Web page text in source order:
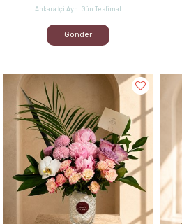
Ankara İçi Aynı Gün Teslimat
Gönder